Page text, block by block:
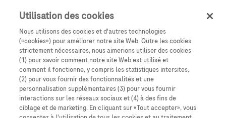
Registrieren
Utilisation des cookies
Nous utilisons des cookies et d'autres technologies
(«cookies») pour améliorer notre site Web. Outre les cookies
strictement nécessaires, nous aimerions utiliser des cookies
(1) pour savoir comment notre site Web est utilisé et
comment il fonctionne, y compris les statistiques intersites,
(2) pour vous fournir des fonctionnalités et une
personnalisation supplémentaires (3) pour vous fournir
interactions sur les réseaux sociaux et (4) à des fins de
ciblage et de marketing. En cliquant sur «Tout accepter», vous